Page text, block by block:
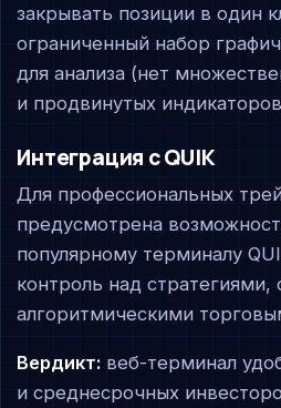
закрывать позиции в один
ограниченный набор
для анализа (нет
и продвинутых
Интеграция с QUIK
Для профессиональных
предусмотрена
популярному терминалу
контроль над стратегиями,
алгоритмическими
Вердикт: веб-терминал
и среднесрочных